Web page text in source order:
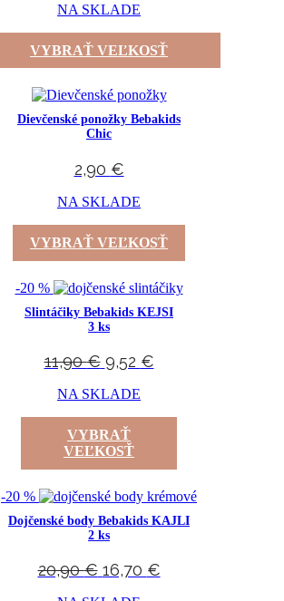
NA SKLADE
VYBRAŤ VEĽKOSŤ
Dievčenské ponožky Bebakids
Chic
2,90 €
NA SKLADE
VYBRAŤ VEĽKOSŤ
-20 %
Slintáčiky Bebakids KEJSI
3 ks
11,90€ 9,52 €
NA SKLADE
VYBRAŤ
VEĽKOSŤ
-20 %
Dojčenské body Bebakids KAJLI
2 ks
20,90€ 16,70 €